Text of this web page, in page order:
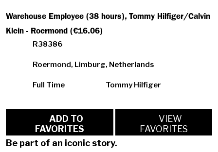
Warehouse Employee (38 hours), Tommy Hilfiger/Calvin
Klein - Roermond (€16.06)
R38386
Roermond, Limburg, Netherlands
Full Time Tommy Hilfiger
FAVORITES
VIEW
FAVORITES
Be part of an iconic story.